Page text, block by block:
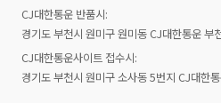
CJ대한통운 반품시:
경기도 부천시 원미구 원미동 CJ대한통운 부
CJ대한통운사이트 접수시:
경기도 부천시 원미구 소사동 5번지 CJ대한